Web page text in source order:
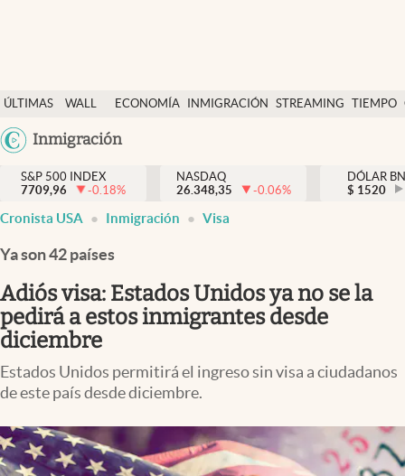
ÚLTIMAS
NOTICIAS
WALL
Y
DÓLAR
ECONOMÍA INMIGRACIÓN STREAMING TIEMPO
México
Inmigración
Finanzas y economía
Wall Street y dólar
Inmigración
Espiritual
Streaming
PC y mobile
USA
S&P 500 INDEX
7709,96
-0.18%
NASDAQ
26.348,35
-0.06%
DÓLAR
$ 1520
Cronista USA Inmigración Visa
Ya son 42 países
Adiós visa: Estados Unidos ya no se la
pedirá a estos inmigrantes desde
diciembre
Estados Unidos permitirá el ingreso sin visa a ciudadanos
de este país desde diciembre.